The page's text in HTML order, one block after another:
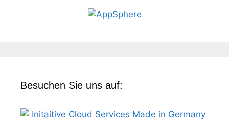
Besuchen Sie uns auf: